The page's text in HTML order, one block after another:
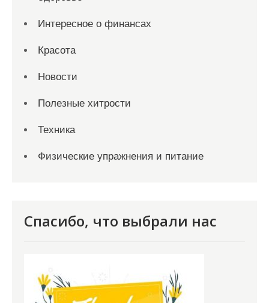
Интересное о финансах
Красота
Новости
Полезные хитрости
Техника
Физические упражнения и питание
Спасибо, что выбрали нас